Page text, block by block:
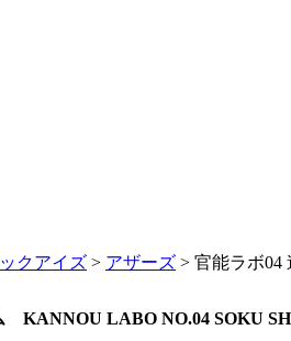
クアイズ > アザーズ > 官能ラボ
KANNOU LABO NO.04 SOKU